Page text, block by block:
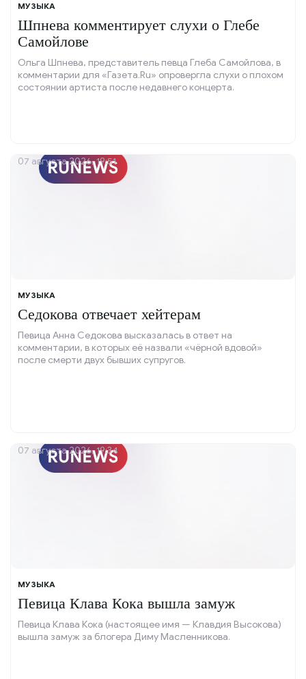
МУЗЫКА
Шпнева комментирует слухи о Глебе
Самойлове
Ольга Шпнева, представитель певца Глеба Самойлова, в
комментарии для «Газета.Ru» опровергла слухи о плохом
состоянии артиста после недавнего концерта.
МУЗЫКА
Седокова отвечает хейтерам
Певица Анна Седокова высказалась в ответ на
комментарии, в которых её назвали «чёрной вдовой»
после смерти двух бывших супругов.
07 августа 2026, 19:51
МУЗЫКА
Певица Клава Кока вышла замуж
Певица Клава Кока (настоящее имя — Клавдия Высокова)
вышла замуж за блогера Диму Масленникова.
07 августа 2026, 19:34